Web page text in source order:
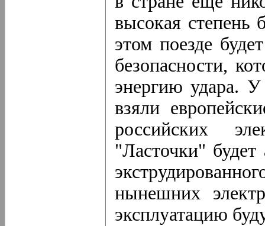
высокая степень
этом поезде
безопасности,
энергию удара.
взяли
российских
"Ласточки"
нынешних
эксплуатацию